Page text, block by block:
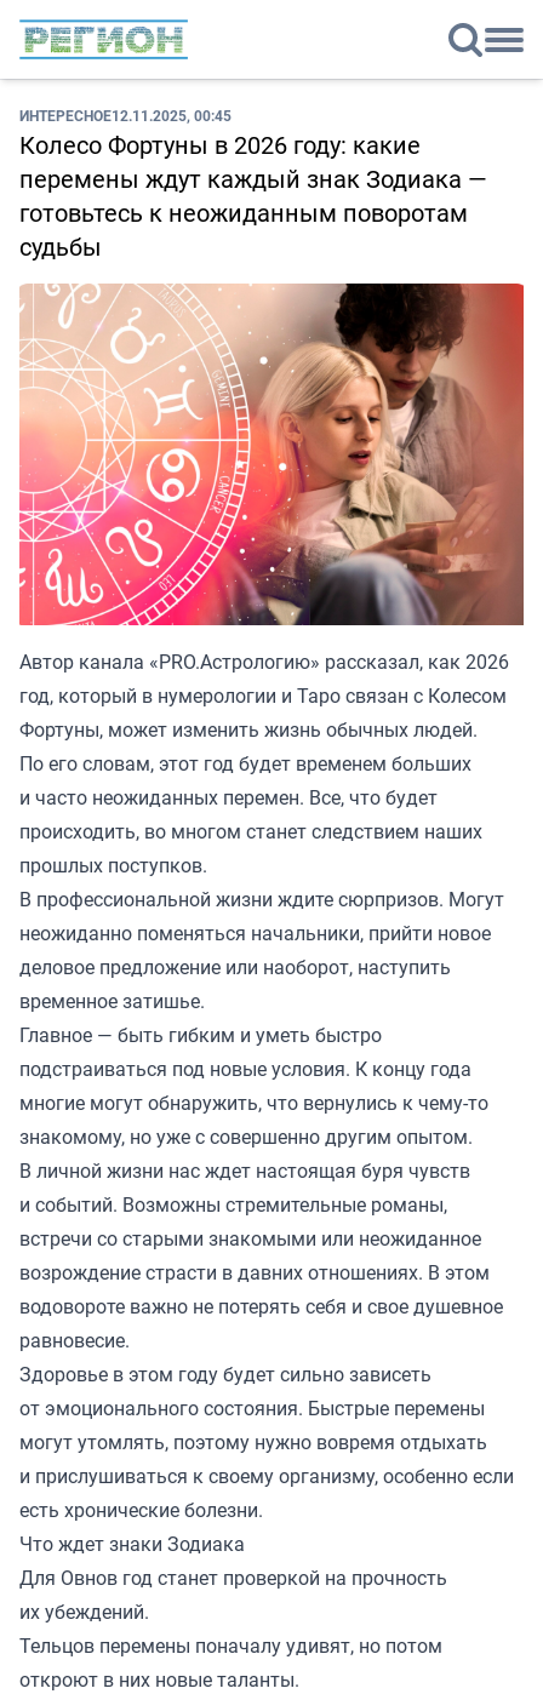
ИНТЕРЕСНОЕ12.11.2025, 00:45
Колесо Фортуны в 2026 году: какие
перемены ждут каждый знак Зодиака —
готовьтесь к неожиданным поворотам
судьбы
Автор канала «PRO.Астрологию» рассказал, как 2026
год, который в нумерологии и Таро связан с Колесом
Фортуны, может изменить жизнь обычных людей.
По его словам, этот год будет временем больших
и часто неожиданных перемен. Все, что будет
происходить, во многом станет следствием наших
прошлых поступков.
В профессиональной жизни ждите сюрпризов. Могут
неожиданно поменяться начальники, прийти новое
деловое предложение или наоборот, наступить
временное затишье.
Главное — быть гибким и уметь быстро
подстраиваться под новые условия. К концу года
многие могут обнаружить, что вернулись к чему-то
знакомому, но уже с совершенно другим опытом.
В личной жизни нас ждет настоящая буря чувств
и событий. Возможны стремительные романы,
встречи со старыми знакомыми или неожиданное
возрождение страсти в давних отношениях. В этом
водовороте важно не потерять себя и свое душевное
равновесие.
Здоровье в этом году будет сильно зависеть
от эмоционального состояния. Быстрые перемены
могут утомлять, поэтому нужно вовремя отдыхать
и прислушиваться к своему организму, особенно если
есть хронические болезни.
Что ждет знаки Зодиака
Для Овнов год станет проверкой на прочность
их убеждений.
Тельцов перемены поначалу удивят, но потом
откроют в них новые таланты.